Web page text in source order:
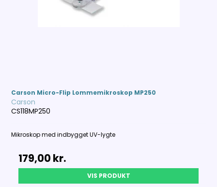
Carson Micro-Flip Lommemikroskop MP250
Carson
CS118MP250
Mikroskop med indbygget UV-lygte
179,00 kr.
VIS PRODUKT